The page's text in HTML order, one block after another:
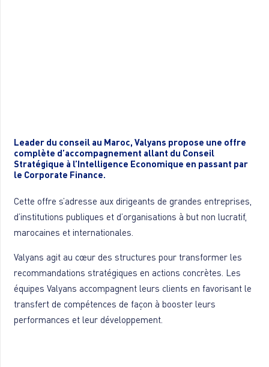
Leader du conseil au Maroc, Valyans propose une offre
complète d’accompagnement allant du Conseil
Stratégique à l’Intelligence Economique en passant par
le Corporate Finance.
Cette offre s’adresse aux dirigeants de grandes entreprises,
d’institutions publiques et d’organisations à but non lucratif,
marocaines et internationales.
Valyans agit au cœur des structures pour transformer les
recommandations stratégiques en actions concrètes. Les
équipes Valyans accompagnent leurs clients en favorisant le
transfert de compétences de façon à booster leurs
performances et leur développement.